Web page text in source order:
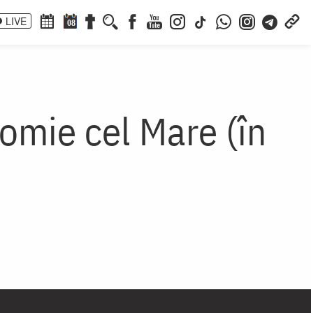
LIVE 08
cel Mare (în